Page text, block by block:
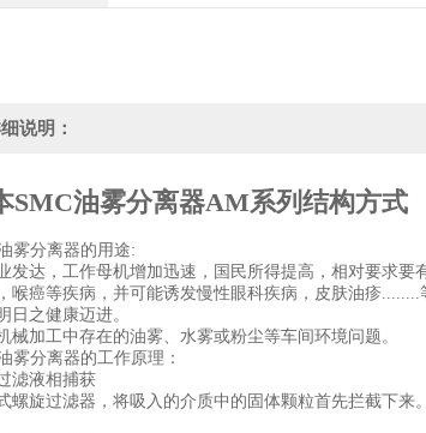
说明：
SMC油雾分离器AM系列结构方式
雾分离器的用途:
发达，工作母机增加迅速，国民所得提高，相对要求要
喉癌等疾病，并可能诱发慢性眼科疾病，皮肤油疹
日之健康迈进。
械加工中存在的油雾、水雾或粉尘等车间环境问题。
雾分离器的工作原理：
滤液相捕获
螺旋过滤器，将吸入的介质中的固体颗粒首先拦截下